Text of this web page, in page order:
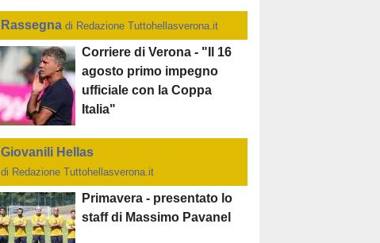
Rassegna di Redazione Tuttohellasverona.it
Corriere di Verona - "Il 16
agosto primo impegno
ufficiale con la Coppa
Italia"
Giovanili Hellas
di Redazione Tuttohellasverona.it
Primavera - presentato lo
staff di Massimo Pavanel